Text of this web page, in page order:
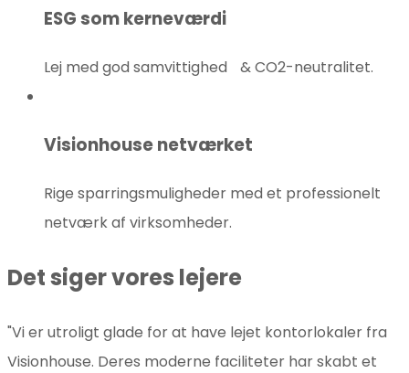
ESG som kerneværdi
Lej med god samvittighed & CO2-neutralitet.
Visionhouse netværket
Rige sparringsmuligheder med et professionelt
netværk af virksomheder.
Det siger vores lejere
"Vi er utroligt glade for at have lejet kontorlokaler fra
Visionhouse. Deres moderne faciliteter har skabt et